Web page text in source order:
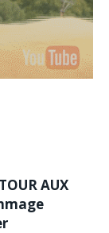
AUX